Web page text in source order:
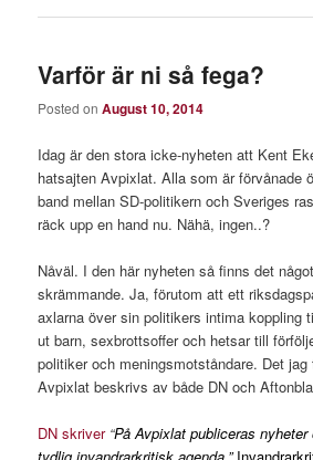
Varför är ni så fega?
Posted onAugust 10, 2014
Idag är den stora icke-nyheten att Kent
hatsajten Avpixlat. Alla som är förvånade
band mellan SD-politikern och Sveriges
räck upp en hand nu. Nähä, ingen..?
Nåväl. I den här nyheten så finns det
skrämmande. Ja, förutom att ett
axlarna över sin politikers intima koppling
ut barn, sexbrottsoffer och hetsar till
politiker och meningsmotståndare. Det jag
Avpixlat beskrivs av både DN och
DN skriver “På Avpixlat publiceras